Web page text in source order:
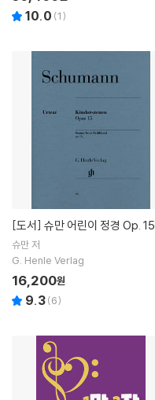
10.0 (1)
[도서] 슈만 어린이 정경 Op. 15
슈만 저
G. Henle Verlag
16,200원
9.3(6)